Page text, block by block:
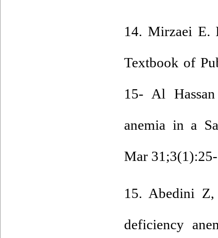
14. Mirzaei E.
Textbook of
15- Al
anemia in a
Mar
15. Abedini
deficiency